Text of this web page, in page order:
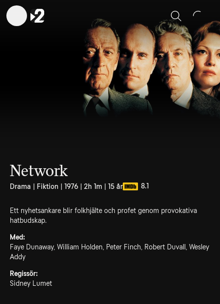
Sök
Network
Drama | Fiktion | 1976 | 2h 1m | 15 år 8.1
Ett nyhetsankare blir folkhjälte och profet genom provokativa
hatbudskap.
Med:
Faye Dunaway, William Holden, Peter Finch, Robert Duvall, Wesley
Addy
Regissör:
Sidney Lumet